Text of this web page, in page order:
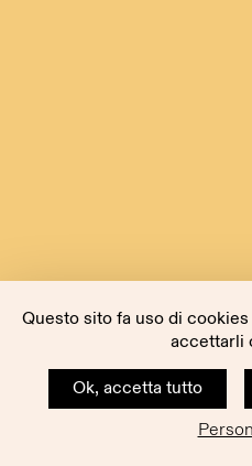
Questo sito fa uso di
accettarli
Ok, accetta tutto